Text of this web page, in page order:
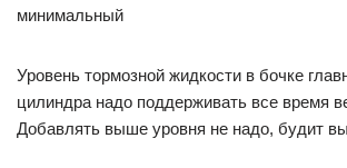
минимальный
Уровень тормозной жидкости в бочке
цилиндра надо поддерживать все время
Добавлять выше уровня не надо, будит